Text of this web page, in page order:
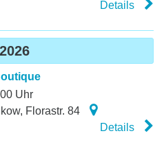
Details
Uhr
, Florastr. 84
Details